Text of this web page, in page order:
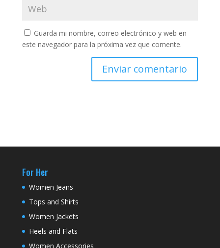
Guarda mi nombre, correo electrónico y web en
este navegador para la próxima vez que comente.
For Her
Women Jeans
Tops and Shirts
Women Jackets
Heels and Flats
Women Accessories